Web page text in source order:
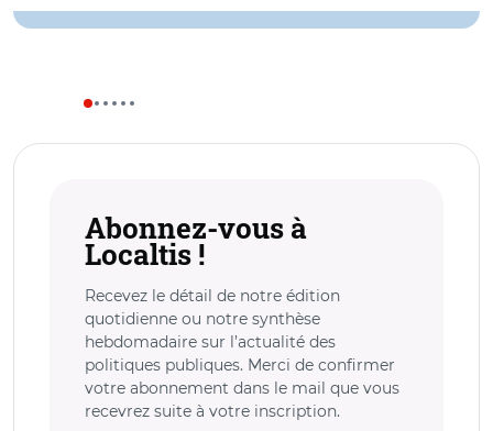
Abonnez-vous à
Localtis !
Recevez le détail de notre édition
quotidienne ou notre synthèse
hebdomadaire sur l’actualité des
politiques publiques. Merci de confirmer
votre abonnement dans le mail que vous
recevrez suite à votre inscription.